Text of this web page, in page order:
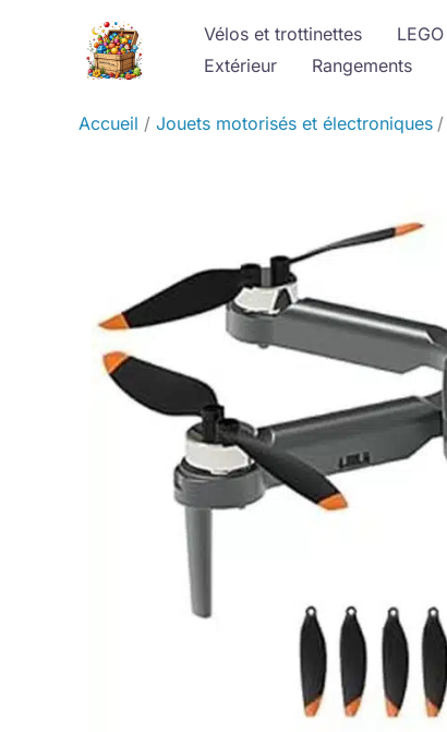
Vélos et trottinettes LEGO
Extérieur
Rangements
Accueil Jouets motorisés et électroniques